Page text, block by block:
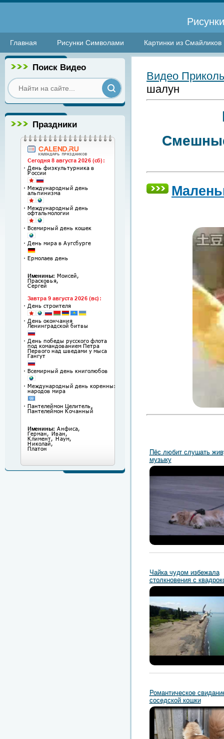
Главная Рисунки Символами Картинки из Смайликов
Поиск Видео
Праздники
Видео
шалун
Пёс любит слушать
музыку
Чайка чудом избежала
столкновения с
Романтическое
соседской кошки